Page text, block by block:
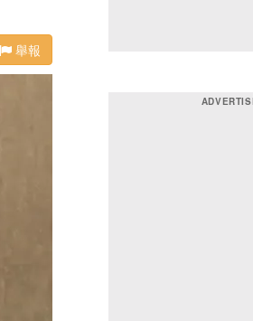
舉報